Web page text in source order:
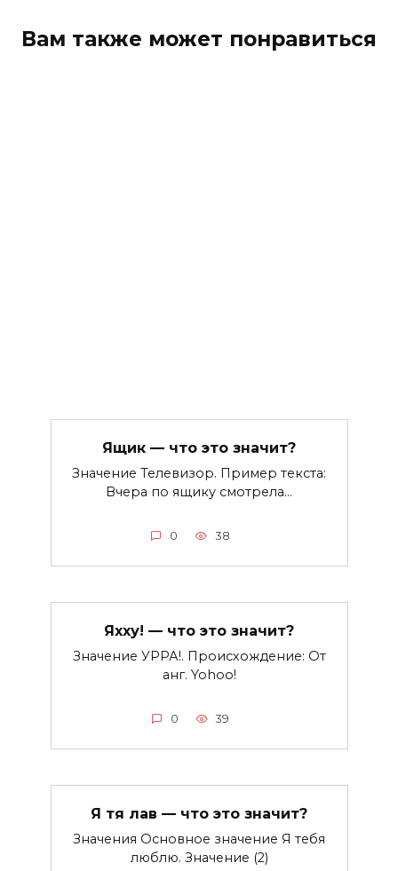
Вам также может понравиться
Ящик — что это значит?
Значение Телевизор. Пример текста:
Вчера по ящику смотрела…
0 38
Яхху! — что это значит?
Значение УРРА!. Происхождение: От
анг. Yohoo!
0 39
Я тя лав — что это значит?
Значения Основное значение Я тебя
люблю. Значение (2)